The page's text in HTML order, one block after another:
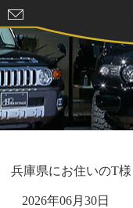
兵庫県にお住いのT様
2026年06月30日